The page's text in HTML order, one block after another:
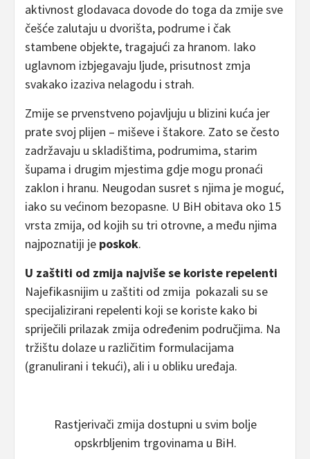
aktivnost glodavaca dovode do toga da zmije sve
češće zalutaju u dvorišta, podrume i čak
stambene objekte, tragajući za hranom. Iako
uglavnom izbjegavaju ljude, prisutnost zmja
svakako izaziva nelagodu i strah.
Zmije se prvenstveno pojavljuju u blizini kuća jer
prate svoj plijen – miševe i štakore. Zato se često
zadržavaju u skladištima, podrumima, starim
šupama i drugim mjestima gdje mogu pronaći
zaklon i hranu. Neugodan susret s njima je moguć,
iako su većinom bezopasne. U BiH obitava oko 15
vrsta zmija, od kojih su tri otrovne, a među njima
najpoznatiji je poskok.
U zaštiti od zmija najviše se koriste repelenti
Najefikasnijim u zaštiti od zmija pokazali su se
specijalizirani repelenti koji se koriste kako bi
spriječili prilazak zmija određenim područjima. Na
tržištu dolaze u različitim formulacijama
(granulirani i tekući), ali i u obliku uređaja.
Rastjerivači zmija dostupni u svim bolje
opskrbljenim trgovinama u BiH.